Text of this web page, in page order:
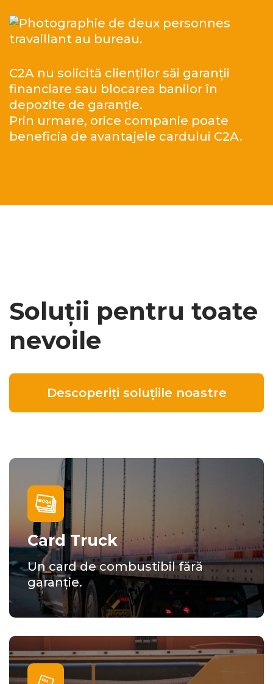
C2A nu solicită clienților săi garanții
financiare sau blocarea banilor în
depozite de garanție.
Prin urmare, orice companie poate
beneficia de avantajele cardului C2A.
Soluții pentru toate
nevoile
Descoperiți soluțiile noastre
Card Truck
Un card de combustibil fără
garanție.